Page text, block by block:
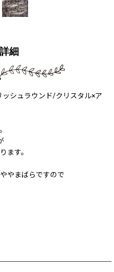
細
シュラウンド/クリスタル×ア
ます。
やまばらですので